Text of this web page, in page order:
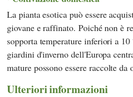
La pianta esotica può essere
giovane e raffinato. Poiché non è
sopporta temperature inferiori a
giardini d'inverno dell'Europa
mature possono essere raccolte da
Ulteriori informazioni